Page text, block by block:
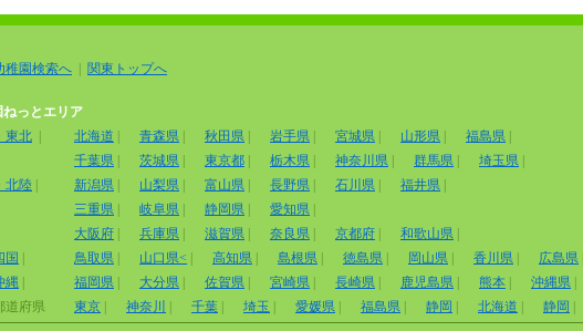
稚園検索へ 関東トップへ
ねっとエリア
東北
北海道 青森県 秋田県 岩手県 宮城県 山形県 福島県
千葉県 茨城県 東京都 栃木県 神奈川県 群馬県 埼玉県
北陸
新潟県 山梨県 富山県 長野県 石川県 福井県
三重県 岐阜県 静岡県 愛知県
大阪府 兵庫県 滋賀県 奈良県 京都府 和歌山県
国
鳥取県 山口県< 高知県 島根県 徳島県 岡山県 香川県 広島県
縄
福岡県 大分県 佐賀県 宮崎県 長崎県 鹿児島県 熊本 沖縄県
道府県
東京 神奈川 千葉 埼玉 愛媛県 福島県 静岡 北海道 静岡